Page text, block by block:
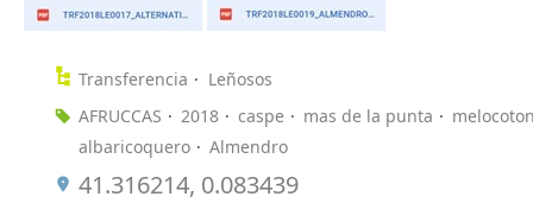
Transferencia
Leñosos
AFRUCCAS
2018 caspe mas de la punta
albaricoquero
Almendro
41.316214, 0.083439